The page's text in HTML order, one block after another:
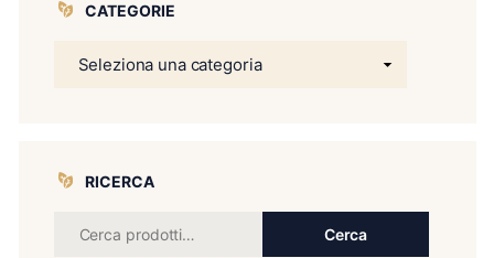
CATEGORIE
RICERCA
Cerca